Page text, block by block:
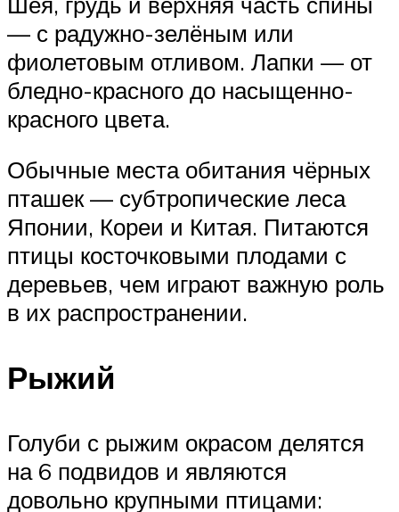
— с радужно-зелёным или
фиолетовым отливом. Лапки — от
бледно-красного до насыщенно-
красного цвета.
Обычные места обитания чёрных
пташек — субтропические леса
Японии, Кореи и Китая. Питаются
птицы косточковыми плодами с
деревьев, чем играют важную роль
в их распространении.
Рыжий
Голуби с рыжим окрасом делятся
на 6 подвидов и являются
довольно крупными птицами: